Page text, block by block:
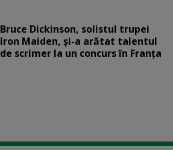
Bruce Dickinson, solistul trupei
Iron Maiden, şi-a arătat talentul
de scrimer la un concurs în Franţa